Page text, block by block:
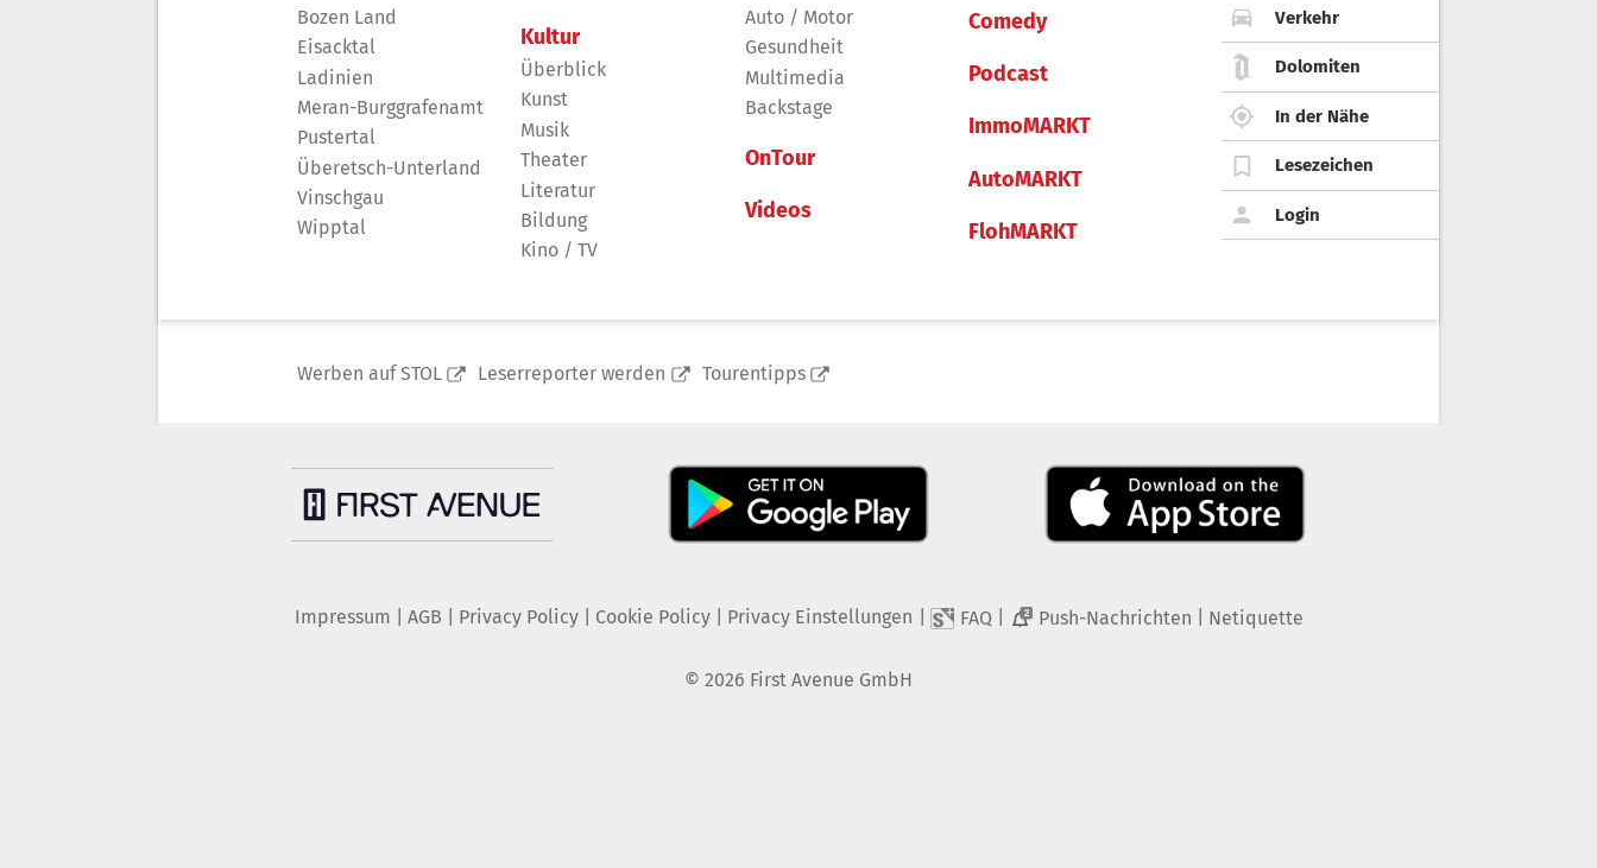
Bozen Land
Eisacktal
Ladinien
Meran-Burggrafenamt
Pustertal
Überetsch-Unterland
Vinschgau
Wipptal
Kultur
Überblick
Kunst
Musik
Theater
Literatur
Bildung
Kino / TV
Auto / Motor
Gesundheit
Multimedia
Backstage
OnTour
Videos
Comedy
Podcast
ImmoMARKT
AutoMARKT
FlohMARKT
Verkehr
Dolomiten
In der Nähe
Lesezeichen
Login
Werben auf STOL Leserreporter werden Tourentipps
Impressum AGB Privacy Policy| Cookie Policy| Privacy Einstellungen FAQ 2 Push-Nachrichten Netiquette
© 2026 First Avenue GmbH